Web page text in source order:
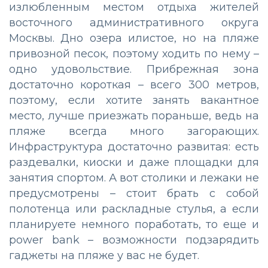
излюбленным местом отдыха жителей
восточного административного округа
Москвы. Дно озера илистое, но на пляже
привозной песок, поэтому ходить по нему –
одно удовольствие. Прибрежная зона
достаточно короткая – всего 300 метров,
поэтому, если хотите занять вакантное
место, лучше приезжать пораньше, ведь на
пляже всегда много загорающих.
Инфраструктура достаточно развитая: есть
раздевалки, киоски и даже площадки для
занятия спортом. А вот столики и лежаки не
предусмотрены – стоит брать с собой
полотенца или раскладные стулья, а если
планируете немного поработать, то еще и
power bank – возможности подзарядить
гаджеты на пляже у вас не будет.